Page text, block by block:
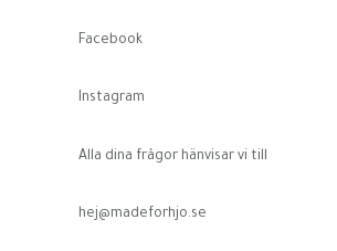
Facebook
Instagram
Alla dina frågor hänvisar vi till
hej@madeforhjo.se